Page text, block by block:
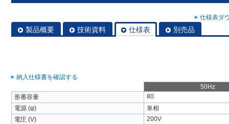
仕様表ダ
製品概要 技術資料 仕様表 別売品
納入仕様書を確認する
50Hz
形番容量
80
電源 (φ)
単相
電圧 (V)
200V